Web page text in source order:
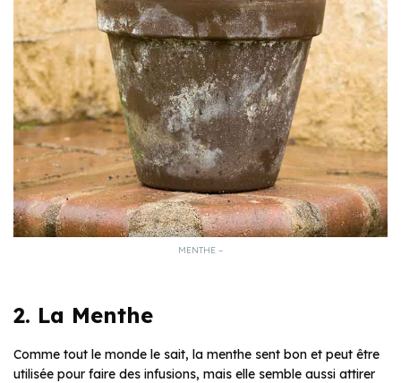
MENTHE –
2. La Menthe
Comme tout le monde le sait, la menthe sent bon et peut être
utilisée pour faire des infusions, mais elle semble aussi attirer